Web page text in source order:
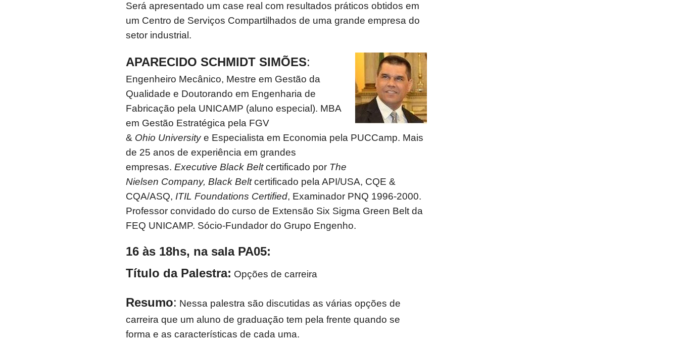
Será apresentado um case real com resultados práticos obtidos em
um Centro de Serviços Compartilhados de uma grande empresa do
setor industrial.
APARECIDO SCHMIDT SIMÕES:
Engenheiro Mecânico, Mestre em Gestão da
Qualidade e Doutorando em Engenharia de
Fabricação pela UNICAMP (aluno especial). MBA
em Gestão Estratégica pela FGV
& Ohio Universitye Especialista em Economia pela PUCCamp. Mais
de 25 anos de experiência em grandes
empresas. Executive Black Beltcertificado por The
Nielsen Company, Black Beltcertificado pela API/USA, CQE &
CQA/ASQ, ITIL Foundations Certified, Examinador PNQ 1996-2000.
Professor convidado do curso de Extensão Six Sigma Green Belt da
FEQ UNICAMP. Sócio-Fundador do Grupo Engenho.
16 às 18hs, na sala PA05:
Título da Palestra: Opções de carreira
Resumo: Nessa palestra são discutidas as várias opções de
carreira que um aluno de graduação tem pela frente quando se
forma e as características de cada uma.